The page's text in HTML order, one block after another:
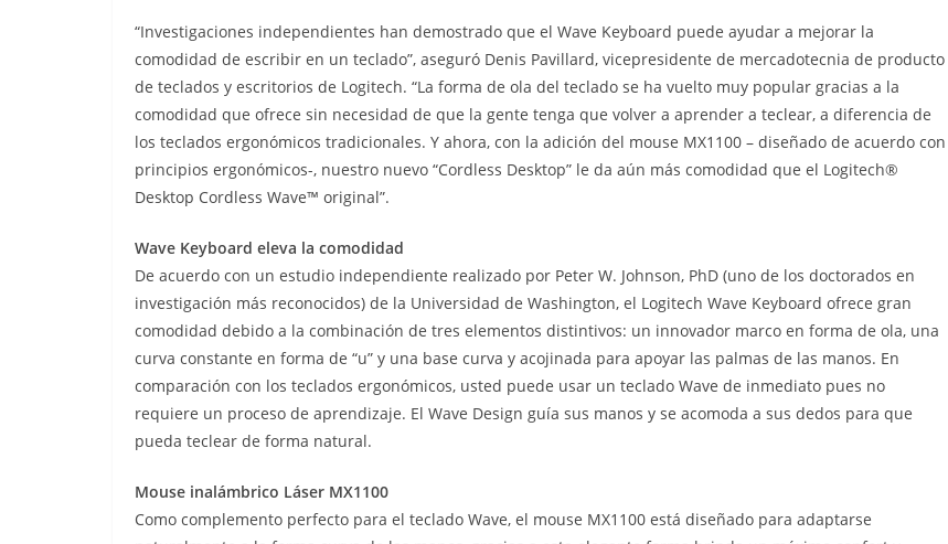
“Investigaciones independientes han demostrado que el Wave Keyboard puede ayudar a mejorar la
comodidad de escribir en un teclado”, aseguró Denis Pavillard, vicepresidente de mercadotecnia de producto
de teclados y escritorios de Logitech. “La forma de ola del teclado se ha vuelto muy popular gracias a la
comodidad que ofrece sin necesidad de que la gente tenga que volver a aprender a teclear, a diferencia de
los teclados ergonómicos tradicionales. Y ahora, con la adición del mouse MX1100 – diseñado de acuerdo con
principios ergonómicos-, nuestro nuevo “Cordless Desktop” le da aún más comodidad que el Logitech®
Desktop Cordless Wave™ original”.
Wave Keyboard eleva la comodidad
De acuerdo con un estudio independiente realizado por Peter W. Johnson, PhD (uno de los doctorados en
investigación más reconocidos) de la Universidad de Washington, el Logitech Wave Keyboard ofrece gran
comodidad debido a la combinación de tres elementos distintivos: un innovador marco en forma de ola, una
curva constante en forma de “u” y una base curva y acojinada para apoyar las palmas de las manos. En
comparación con los teclados ergonómicos, usted puede usar un teclado Wave de inmediato pues no
requiere un proceso de aprendizaje. El Wave Design guía sus manos y se acomoda a sus dedos para que
pueda teclear de forma natural.
Mouse inalámbrico Láser MX1100
Como complemento perfecto para el teclado Wave, el mouse MX1100 está diseñado para adaptarse